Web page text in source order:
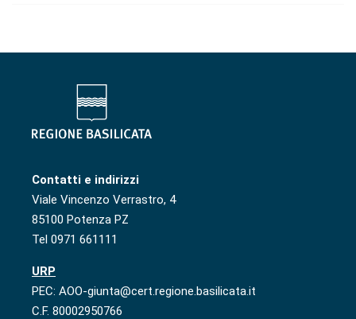
Contatti e indirizzi
Viale Vincenzo Verrastro, 4
85100 Potenza PZ
Tel 0971 661111
URP
PEC: AOO-giunta@cert.regione.basilicata.it
C.F. 80002950766